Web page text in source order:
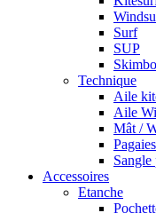
Surf
SUP
Technique
Aile
Aile
Mât /
Pagaies
Sangle
Accessoires
Etanche